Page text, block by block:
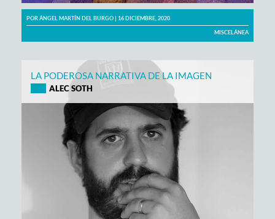
PORÁNGEL MARTÍN DEL BURGO | 16 DICIEMBRE, 2020
MISCELÁNEA
LA PODEROSA NARRATIVA DE LA IMAGEN
ALEC SOTH